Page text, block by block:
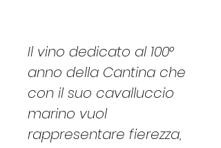
Il vino dedicato al 100°
anno della Cantina che
con il suo cavalluccio
marino vuol
rappresentare fierezza,